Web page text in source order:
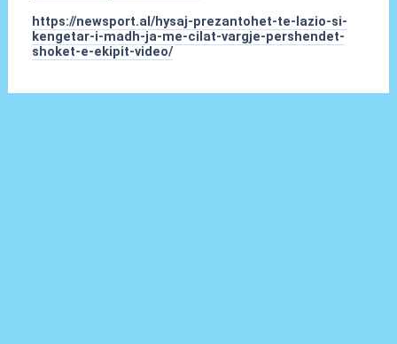
https://newsport.al/hysaj-prezantohet-te-lazio-si-
kengetar-i-madh-ja-me-cilat-vargje-pershendet-
shoket-e-ekipit-video/